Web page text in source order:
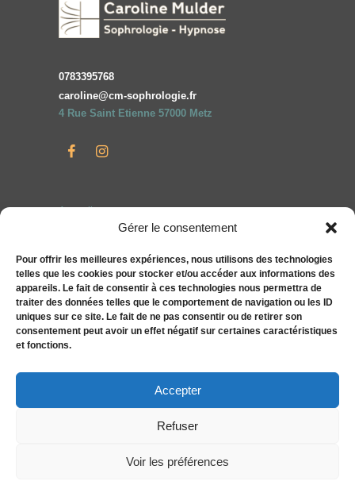
Gérer le consentement
Pour offrir les meilleures expériences, nous utilisons des technologies
telles que les cookies pour stocker et/ou accéder aux informations des
appareils. Le fait de consentir à ces technologies nous permettra de
traiter des données telles que le comportement de navigation ou les ID
uniques sur ce site. Le fait de ne pas consentir ou de retirer son
consentement peut avoir un effet négatif sur certaines caractéristiques
et fonctions.
Accepter
Refuser
Voir les préférences
0783395768
caroline@cm-sophrologie.fr
4 Rue Saint Etienne 57000 Metz
Accueil
Entreprises
Compléments alimentaires bien-être S&You
Actualités
Tarifs
Contact